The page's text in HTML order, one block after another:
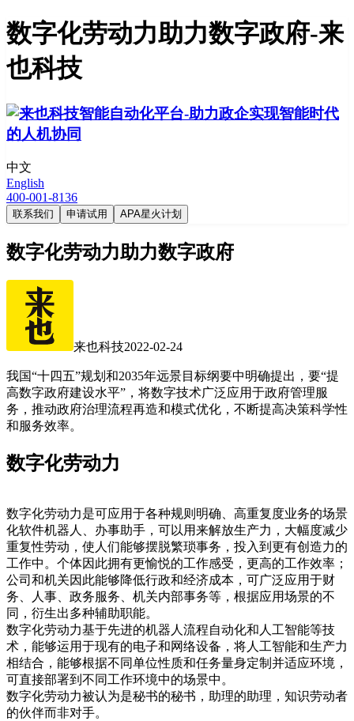
数字化劳动力助力数字政府-来
也科技
中文
English
400-001-8136
联系我们 申请试用 APA星火计划
数字化劳动力助力数字政府
来也科技2022-02-24
我国“十四五”规划和2035年远景目标纲要中明确提出，要“提
高数字政府建设水平”，将数字技术广泛应用于政府管理服
务，推动政府治理流程再造和模式优化，不断提高决策科学性
和服务效率。
数字化劳动力
数字化劳动力是可应用于各种规则明确、高重复度业务的场景
化软件机器人、办事助手，可以用来解放生产力，大幅度减少
重复性劳动，使人们能够摆脱繁琐事务，投入到更有创造力的
工作中。个体因此拥有更愉悦的工作感受，更高的工作效率；
公司和机关因此能够降低行政和经济成本，可广泛应用于财
务、人事、政务服务、机关内部事务等，根据应用场景的不
同，衍生出多种辅助职能。
数字化劳动力基于先进的机器人流程自动化和人工智能等技
术，能够运用于现有的电子和网络设备，将人工智能和生产力
相结合，能够根据不同单位性质和任务量身定制并适应环境，
可直接部署到不同工作环境中的场景中。
数字化劳动力被认为是秘书的秘书，助理的助理，知识劳动者
的伙伴而非对手。